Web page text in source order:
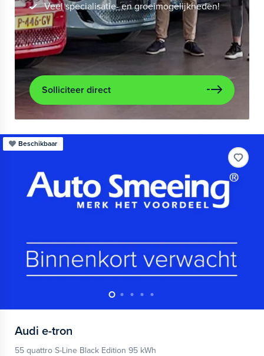
Veel specialisatie- en groeimogelijkheden!
Solliciteer direct
Beschikbaar
Audi e-tron
55 quattro S-Line Black Edition 95 kWh